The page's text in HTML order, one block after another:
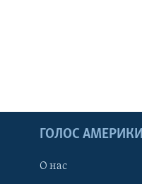
ГОЛОС АМЕРИКИ
О нас